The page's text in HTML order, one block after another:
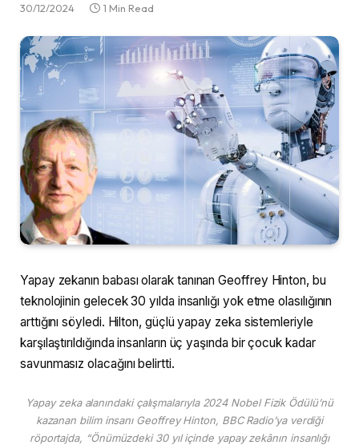
30/12/2024 1 Min Read
Yapay zekanın babası olarak tanınan Geoffrey Hinton, bu
teknolojinin gelecek 30 yılda insanlığı yok etme olasılığının
arttığını söyledi. Hilton, güçlü yapay zeka sistemleriyle
karşılaştırıldığında insanların üç yaşında bir çocuk kadar
savunmasız olacağını belirtti.
Yapay zeka alanındaki çalışmalarıyla 2024 Nobel Fizik Ödülü’nü
kazanan bilim insanı Geoffrey Hinton, BBC Radio’ya verdiği
röportajda, “Önümüzdeki 30 yıl içinde yapay zekânın insanlığı